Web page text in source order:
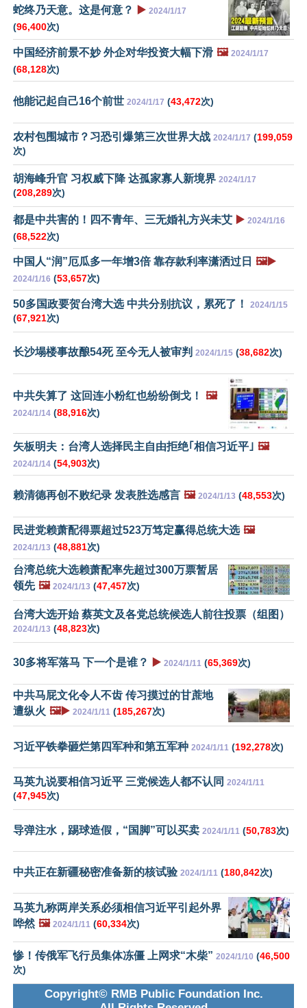
蛇终乃天意。这是何意？
▶️ 2024/1/17
(96,400次)
中国经济前景不妙 外企对华投资大幅下滑 🖼️ 2024/1/17
(68,128次)
他能记起自己16个前世 2024/1/17 (43,472次)
农村包围城市？习恐引爆第三次世界大战 2024/1/17 (199,059
次)
胡海峰升官 习权威下降 达孤家寡人新境界 2024/1/17
(208,289次)
都是中共害的！四不青年、三无婚礼方兴未艾 ▶️ 2024/1/16
(68,522次)
中国人“润”厄瓜多一年增3倍 靠存款利率潇洒过日 🖼️▶️
2024/1/16 (53,657次)
50多国政要贺台湾大选 中共分别抗议，累死了！ 2024/1/15
(67,921次)
长沙塌楼事故酿54死 至今无人被审判 2024/1/15 (38,682次)
中共失算了 这回连小粉红也纷纷倒戈！ 🖼️
2024/1/14 (88,916次)
矢板明夫：台湾人选择民主自由拒绝｢相信习近平｣ 🖼️
2024/1/14 (54,903次)
赖清德再创不败纪录 发表胜选感言 🖼️ 2024/1/13 (48,553次)
民进党赖萧配得票超过523万笃定赢得总统大选 🖼️
2024/1/13 (48,881次)
台湾总统大选赖萧配率先超过300万票暂居
领先 🖼️ 2024/1/13 (47,457次)
台湾大选开始 蔡英文及各党总统候选人前往投票（组图）
2024/1/13 (48,823次)
30多将军落马 下一个是谁？ ▶️ 2024/1/11 (65,369次)
中共马屁文化令人不齿 传习摸过的甘蔗地
遭纵火 🖼️▶️ 2024/1/11 (185,267次)
习近平铁拳砸烂第四军种和第五军种 2024/1/11 (192,278次)
马英九说要相信习近平 三党候选人都不认同 2024/1/11
(47,945次)
导弹注水，踢球造假，“国脚”可以买卖 2024/1/11 (50,783次)
中共正在新疆秘密准备新的核试验 2024/1/11 (180,842次)
马英九称两岸关系必须相信习近平引起外界
哗然 🖼️ 2024/1/11 (60,334次)
惨！传俄军飞行员集体冻僵 上网求“木柴” 2024/1/10 (46,500
次)
Copyright© RMB Public Foundation Inc.